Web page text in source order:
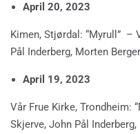
April 20, 2023
Kimen, Stjørdal: “Myrull” –
Pål Inderberg, Morten
April 19, 2023
Vår Frue Kirke, Trondheim:
Skjerve, John Pål